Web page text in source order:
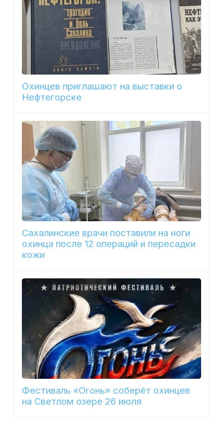
Охинцев приглашают на выставки о
Нефтегорске
Сахалинские врачи поставили на ноги
охинца после 12 операций и пересадки
кожи
Фестиваль «Огонь» соберёт охинцев
на Светлом озере 26 июля